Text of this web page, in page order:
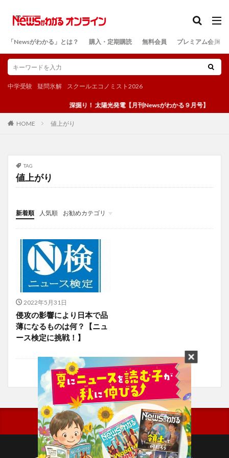
「Newsがわかる」とは？ 購入・定期購読 無料会員 プレミアム会員
中学受験 疑問氷解 スクールエコノミスト2026
深掘り！ 太陽光発電【月刊Newsがわかる９月号】
HOME 値上がり
TAG
値上がり
新着順 人気順
お勧めカテゴリ
投稿
学び
マンガ
電子書籍
2022年5月31日
侵攻の影響により日本で品
薄になるものは何？【ニュ
ース検定に挑戦！】
検索